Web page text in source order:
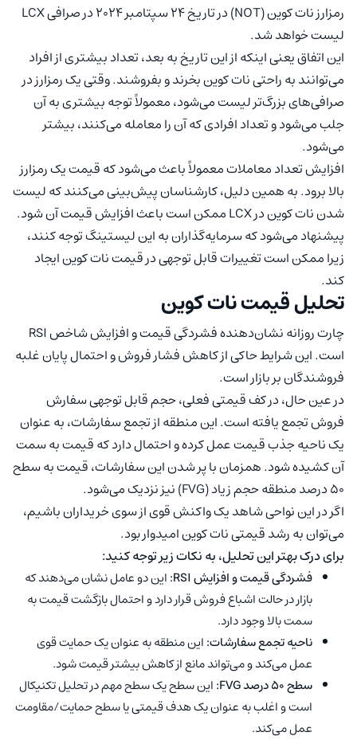
رمزارز نات کوین (NOT) در تاریخ 24 سپتامبر 2024 در صرافی LCX
لیست خواهد شد.
این اتفاق یعنی اینکه از این تاریخ به بعد، تعداد بیشتری از افراد
می‌توانند به راحتی نات کوین بخرند و بفروشند. وقتی یک رمزارز در
صرافی‌های بزرگ‌تر لیست می‌شود، معمولاً توجه بیشتری به آن
جلب می‌شود و تعداد افرادی که آن را معامله می‌کنند، بیشتر
می‌شود.
افزایش تعداد معاملات معمولاً باعث می‌شود که قیمت یک رمزارز
بالا برود. به همین دلیل، کارشناسان پیش‌بینی می‌کنند که لیست
شدن نات کوین در LCX ممکن است باعث افزایش قیمت آن شود.
پیشنهاد می‌شود که سرمایه‌گذاران به این لیستینگ توجه کنند،
زیرا ممکن است تغییرات قابل توجهی در قیمت نات کوین ایجاد
کند.
تحلیل قیمت نات کوین
چارت روزانه نشان‌دهنده فشردگی قیمت و افزایش شاخص RSI
است. این شرایط حاکی از کاهش فشار فروش و احتمال پایان غلبه
فروشندگان بر بازار است.
در عین حال، در کف قیمتی فعلی، حجم قابل توجهی سفارش
فروش تجمع یافته است. این منطقه از تجمع سفارشات، به عنوان
یک ناحیه جذب قیمت عمل کرده و احتمال دارد که قیمت به سمت
آن کشیده شود. همزمان با پر شدن این سفارشات، قیمت به سطح
۵۰ درصد منطقه‌ حجم زیاد (FVG) نیز نزدیک می‌شود.
اگر در این نواحی شاهد یک واکنش قوی از سوی خریداران باشیم،
می‌توان به رشد قیمتی نات کوین امیدوار بود.
برای درک بهتر این تحلیل، به نکات زیر توجه کنید:
فشردگی قیمت و افزایش RSI:
این دو عامل نشان می‌دهند که
بازار در حالت اشباع فروش قرار دارد و احتمال بازگشت قیمت به
سمت بالا وجود دارد.
ناحیه تجمع سفارشات:این منطقه به عنوان یک حمایت قوی
عمل می‌کند و می‌تواند مانع از کاهش بیشتر قیمت شود.
سطح ۵۰ درصد FVG:
این سطح یک سطح مهم در تحلیل تکنیکال
است و اغلب به عنوان یک هدف قیمتی یا سطح حمایت/مقاومت
عمل می‌کند.